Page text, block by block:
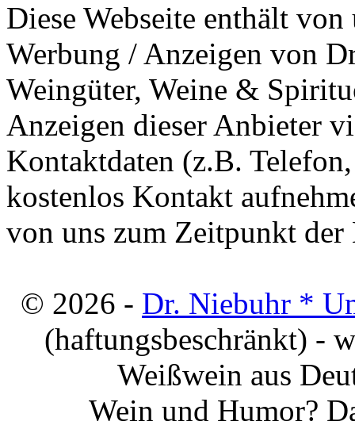
Diese Webseite enthält
Werbung / Anzeigen von
Weingüter, Weine &
Anzeigen dieser Anbieter
Kontaktdaten (z.B.
kostenlos Kontakt
von uns zum Zeitpunkt
© 2026 - Dr. Niebuhr *
(haftungsbeschränkt) -
Weißwein aus
Wein und Humor?